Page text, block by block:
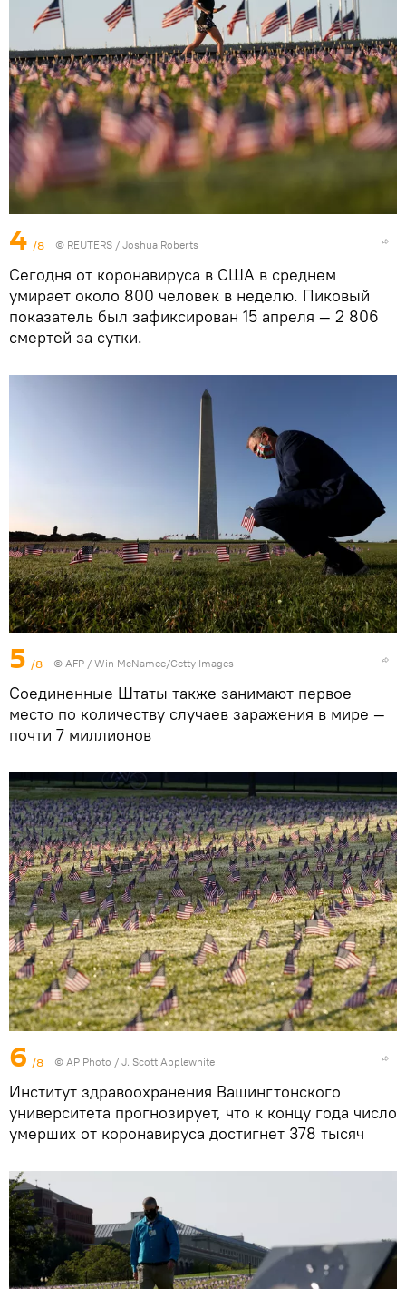
4 /8 © REUTERS / Joshua Roberts
Сегодня от коронавируса в США в среднем
умирает около 800 человек в неделю. Пиковый
показатель был зафиксирован 15 апреля — 2 806
смертей за сутки.
5 /8 © AFP / Win McNamee/Getty Images
Соединенные Штаты также занимают первое
место по количеству случаев заражения в мире —
почти 7 миллионов
6 /8 © AP Photo / J. Scott Applewhite
Институт здравоохранения Вашингтонского
университета прогнозирует, что к концу года число
умерших от коронавируса достигнет 378 тысяч